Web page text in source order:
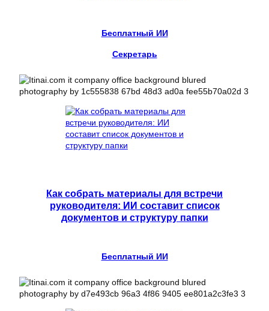
Бесплатный ИИ
Секретарь
Как собрать материалы для встречи
руководителя: ИИ составит список
документов и структуру папки
Бесплатный ИИ